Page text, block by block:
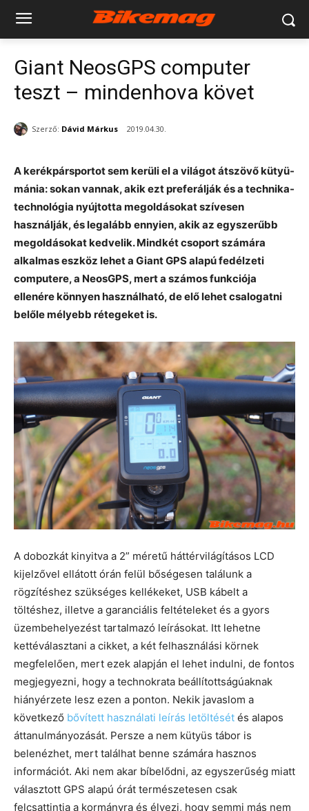
Giant NeosGPS computer
teszt – mindenhova követ
Szerző: Dávid Márkus 2019.04.30.
A kerékpársportot sem kerüli el a világot átszövő kütyü-
mánia: sokan vannak, akik ezt preferálják és a technika-
technológia nyújtotta megoldásokat szívesen
használják, és legalább ennyien, akik az egyszerűbb
megoldásokat kedvelik. Mindkét csoport számára
alkalmas eszköz lehet a Giant GPS alapú fedélzeti
computere, a NeosGPS, mert a számos funkciója
ellenére könnyen használható, de elő lehet csalogatni
belőle mélyebb rétegeket is.
A dobozkát kinyitva a 2” méretű háttérvilágításos LCD
kijelzővel ellátott órán felül bőségesen találunk a
rögzítéshez szükséges kellékeket, USB kábelt a
töltéshez, illetve a garanciális feltételeket és a gyors
üzembehelyezést tartalmazó leírásokat. Itt lehetne
kettéválasztani a cikket, a két felhasználási körnek
megfelelően, mert ezek alapján el lehet indulni, de fontos
megjegyezni, hogy a technokrata beállítottságúaknak
hiányérzete lesz ezen a ponton. Nekik javaslom a
következő bővített használati leírás letöltését és alapos
áttanulmányozását. Persze a nem kütyüs tábor is
belenézhet, mert találhat benne számára hasznos
információt. Aki nem akar bíbelődni, az egyszerűség miatt
választott GPS alapú órát természetesen csak
felcsattintja a kormányra és élvezi, hogy semmi más nem